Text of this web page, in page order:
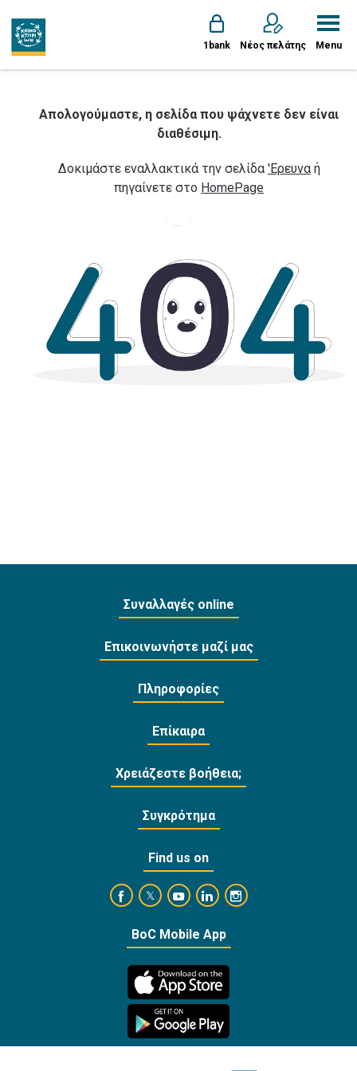
1bank Νέος πελάτης Menu
Απολογούμαστε, η σελίδα που ψάχνετε δεν είναι
διαθέσιμη.
Δοκιμάστε εναλλακτικά την σελίδα 'Ερευναή
πηγαίνετε στο HomePage
Συναλλαγές online
Επικοινωνήστε μαζί μας
Πληροφορίες
Επίκαιρα
Χρειάζεστε βοήθεια;
Συγκρότημα
Find us on
https://www.facebook.com/
https://twitter.com/bankofcyprus_
https://www.youtube.com/user/
https://www.linkedin.com/
https://
BoC Mobile App